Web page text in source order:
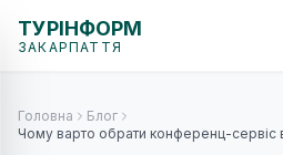
ТУРІНФОРМ
ЗАКАРПАТТЯ
Головна
Блог
Чому варто обрати конференц-сервіс